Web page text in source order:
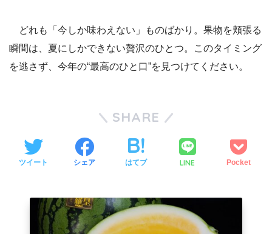
どれも「今しか味わえない」ものばかり。果物を頬張る
瞬間は、夏にしかできない贅沢のひとつ。このタイミング
を逃さず、今年の“最高のひと口”を見つけてください。
SHARE
ツイート シェア はてブ LINE Pocket